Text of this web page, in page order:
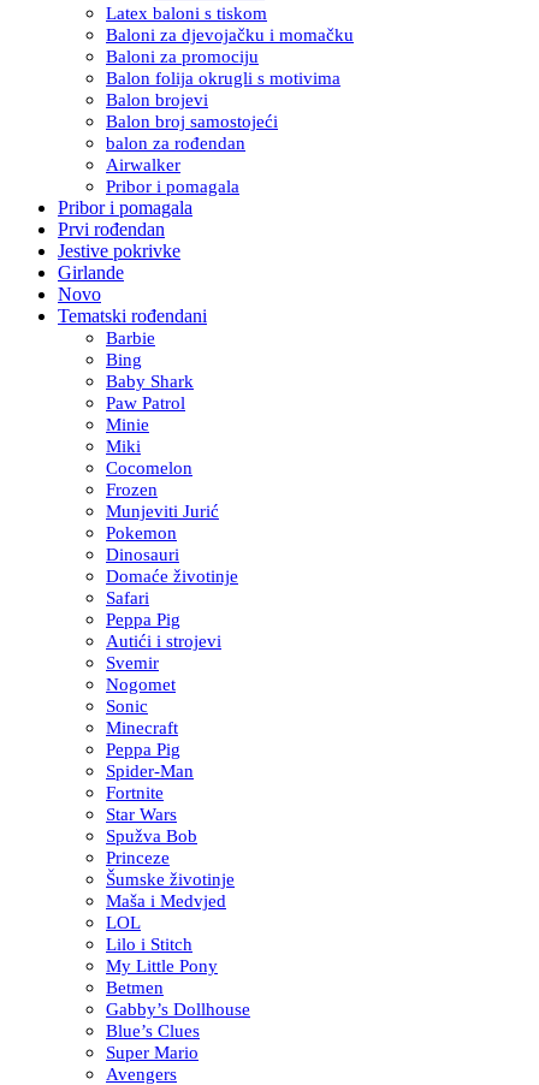
Latex baloni s tiskom
Baloni za djevojačku i momačku
Baloni za promociju
Balon folija okrugli s motivima
Balon brojevi
Balon broj samostojeći
balon za rođendan
Airwalker
Pribor i pomagala
Pribor i pomagala
Prvi rođendan
Jestive pokrivke
Girlande
Novo
Tematski rođendani
Barbie
Bing
Baby Shark
Paw Patrol
Minie
Miki
Cocomelon
Frozen
Munjeviti Jurić
Pokemon
Dinosauri
Domaće životinje
Safari
Peppa Pig
Autići i strojevi
Svemir
Nogomet
Sonic
Minecraft
Peppa Pig
Spider-Man
Fortnite
Star Wars
Spužva Bob
Princeze
Šumske životinje
Maša i Medvjed
LOL
Lilo i Stitch
My Little Pony
Betmen
Gabby’s Dollhouse
Blue’s Clues
Super Mario
Avengers